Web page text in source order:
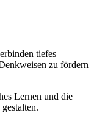
tiefes
zu fördern
Lernen und die